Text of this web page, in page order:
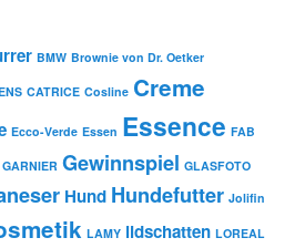
BMW Brownie von Dr. Oetker
CATRICE Cosline Creme
Ecco-Verde Essen Essence FAB
GARNIER Gewinnspiel GLASFOTO
Hund Hundefutter Jolifin
LAMY lidschatten LOREAL